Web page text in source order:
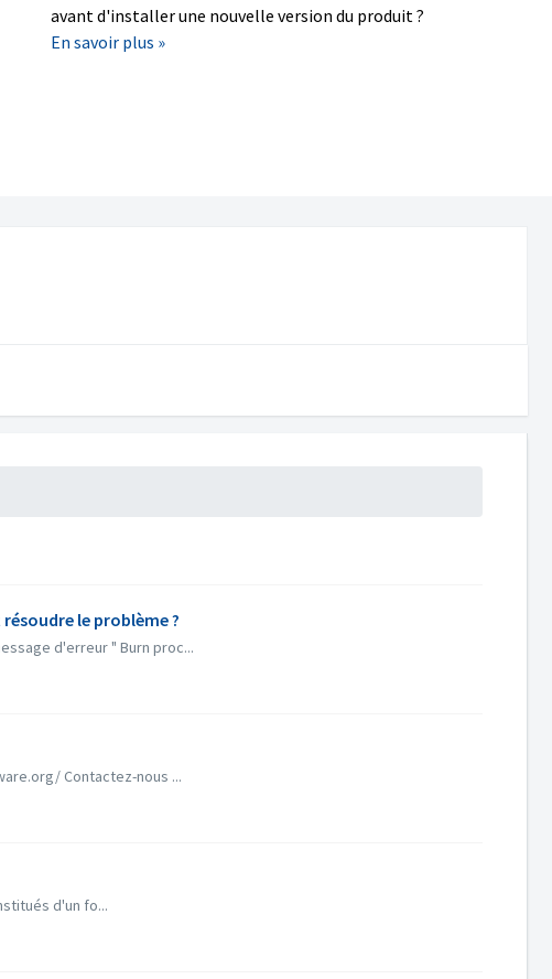
avant d'installer une nouvelle version du produit ?
En savoir plus »
le problème ?
d'erreur " Burn proc...
Contactez-nous ...
d'un fo...